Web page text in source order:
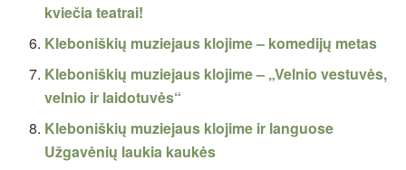
kviečia teatrai!
Kleboniškių muziejaus klojime – komedijų metas
Kleboniškių muziejaus klojime – „Velnio vestuvės,
velnio ir laidotuvės“
Kleboniškių muziejaus klojime ir languose
Užgavėnių laukia kaukės